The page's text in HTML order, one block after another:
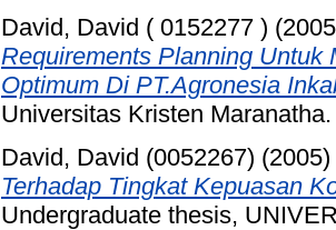
David, David ( 0152277 )
Requirements Planning Untuk
Optimum Di PT.Agronesia
Universitas Kristen Maranatha.
David, David (0052267) (2005)
Terhadap Tingkat Kepuasan
Undergraduate thesis,